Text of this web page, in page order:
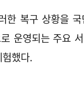
한 복구 상황을
운영되는 주요
했다.